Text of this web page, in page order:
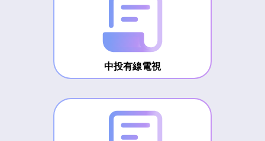
中投有線電視